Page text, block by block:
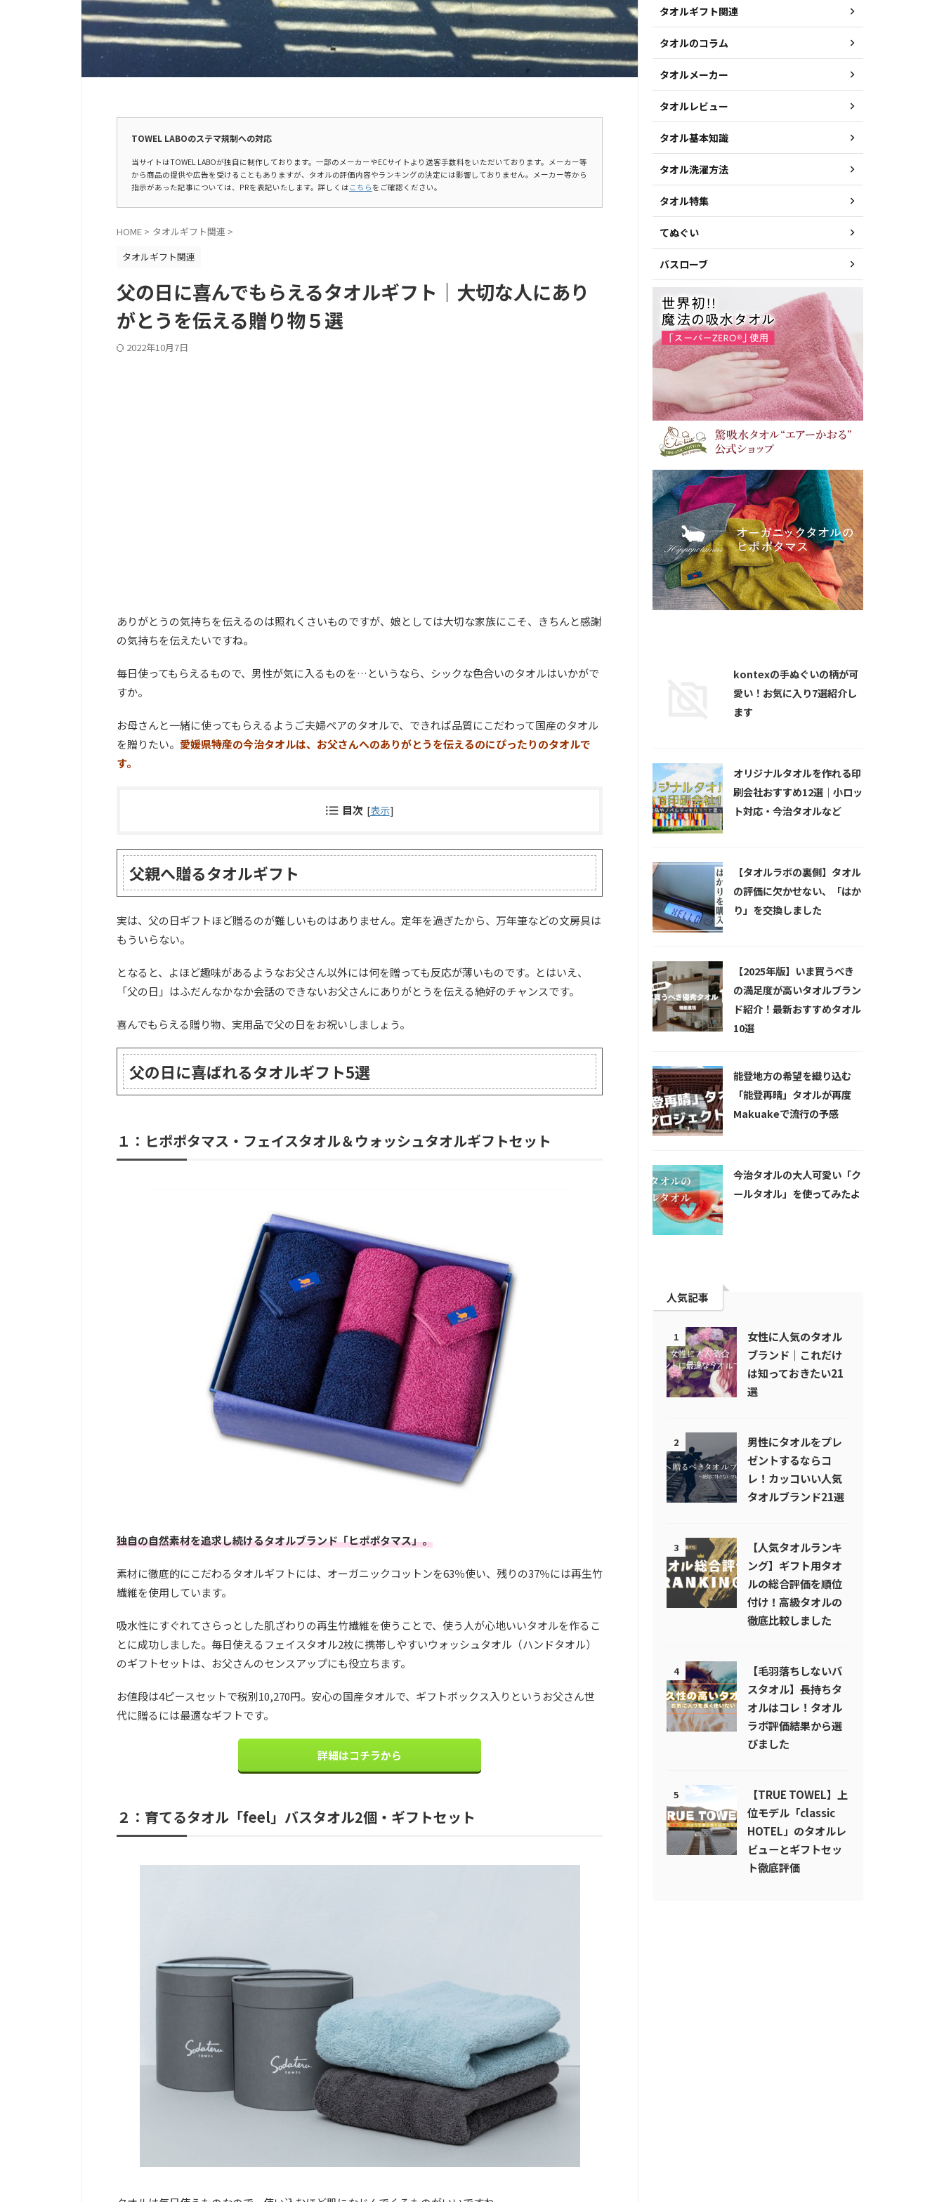
TOWEL LABOのステマ規制への対応
当サイトはTOWEL LABOが独自に制作しております。一部のメーカーやECサイトより送客手数料をいただいております。メーカー等
から商品の提供や広告を受けることもありますが、タオルの評価内容やランキングの決定には影響しておりません。メーカー等から
指示があった記事については、PRを表記いたします。詳しくは こちら をご確認ください。
HOME > タオルギフト関連 >
タオルギフト関連
父の日に喜んでもらえるタオルギフト｜大切な人にあり
がとうを伝える贈り物５選
2022年10月7日
ありがとうの気持ちを伝えるのは照れくさいものですが、娘としては大切な家族にこそ、きちんと感謝
の気持ちを伝えたいですね。
毎日使ってもらえるもので、男性が気に入るものを…というなら、シックな色合いのタオルはいかがで
すか。
お母さんと一緒に使ってもらえるようご夫婦ペアのタオルで、できれば品質にこだわって国産のタオル
を贈りたい。 愛媛県特産の今治タオルは、お父さんへのありがとうを伝えるのにぴったりのタオルで
す。
目次 [表示]
父親へ贈るタオルギフト
実は、父の日ギフトほど贈るのが難しいものはありません。定年を過ぎたから、万年筆などの文房具は
もういらない。
となると、よほど趣味があるようなお父さん以外には何を贈っても反応が薄いものです。とはいえ、
「父の日」はふだんなかなか会話のできないお父さんにありがとうを伝える絶好のチャンスです。
喜んでもらえる贈り物、実用品で父の日をお祝いしましょう。
父の日に喜ばれるタオルギフト5選
１：ヒポポタマス・フェイスタオル＆ウォッシュタオルギフトセット
独自の自然素材を追求し続けるタオルブランド「ヒポポタマス」。
素材に徹底的にこだわるタオルギフトには、オーガニックコットンを63％使い、残りの37％には再生竹
繊維を使用しています。
吸水性にすぐれてさらっとした肌ざわりの再生竹繊維を使うことで、使う人が心地いいタオルを作るこ
とに成功しました。毎日使えるフェイスタオル2枚に携帯しやすいウォッシュタオル（ハンドタオル）
のギフトセットは、お父さんのセンスアップにも役立ちます。
お値段は4ピースセットで税別10,270円。安心の国産タオルで、ギフトボックス入りというお父さん世
代に贈るには最適なギフトです。
詳細はコチラから
２：育てるタオル「feel」バスタオル2個・ギフトセット
タオルギフト関連
タオルのコラム
タオルメーカー
タオルレビュー
タオル基本知識
タオル洗濯方法
タオル特集
てぬぐい
バスローブ
kontexの手ぬぐいの柄が可
愛い！お気に入り7選紹介し
ます
オリジナルタオルを作れる印
刷会社おすすめ12選｜小ロッ
ト対応・今治タオルなど
【タオルラボの裏側】タオル
の評価に欠かせない、「はか
り」を交換しました
【2025年版】いま買うべき
の満足度が高いタオルブラン
ド紹介！最新おすすめタオル
10選
能登地方の希望を織り込む
「能登再晴」タオルが再度
Makuakeで流行の予感
今治タオルの大人可愛い「ク
ールタオル」を使ってみたよ
人気記事
1
女性に人気のタオル
ブランド｜これだけ
は知っておきたい21
選
2
男性にタオルをプレ
ゼントするならコ
レ！カッコいい人気
タオルブランド21選
3
【人気タオルランキ
ング】ギフト用タオ
ルの総合評価を順位
付け！高級タオルの
徹底比較しました
4
【毛羽落ちしないバ
スタオル】長持ちタ
オルはコレ！タオル
ラボ評価結果から選
びました
5
【TRUE TOWEL】上
位モデル「classic
HOTEL」のタオルレ
ビューとギフトセッ
ト徹底評価